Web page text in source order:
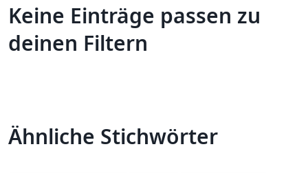
Keine Einträge passen zu
deinen Filtern
Ähnliche Stichwörter